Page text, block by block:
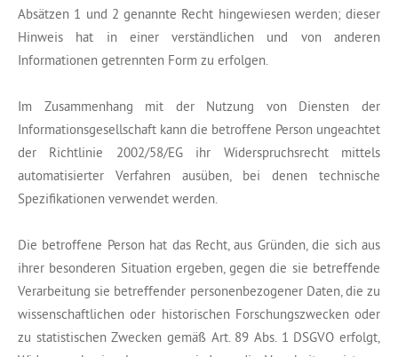
Absätzen 1 und 2 genannte Recht hingewiesen werden; dieser
Hinweis hat in einer verständlichen und von anderen
Informationen getrennten Form zu erfolgen.
Im Zusammenhang mit der Nutzung von Diensten der
Informationsgesellschaft kann die betroffene Person ungeachtet
der Richtlinie 2002/58/EG ihr Widerspruchsrecht mittels
automatisierter Verfahren ausüben, bei denen technische
Spezifikationen verwendet werden.
Die betroffene Person hat das Recht, aus Gründen, die sich aus
ihrer besonderen Situation ergeben, gegen die sie betreffende
Verarbeitung sie betreffender personenbezogener Daten, die zu
wissenschaftlichen oder historischen Forschungszwecken oder
zu statistischen Zwecken gemäß Art. 89 Abs. 1 DSGVO erfolgt,